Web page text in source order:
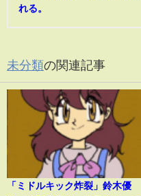
れる。
未分類の関連記事
「ミドルキック炸裂」鈴木優